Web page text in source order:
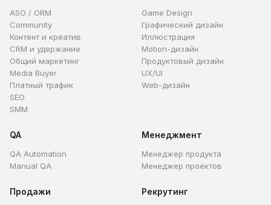
ASO / ORM
Community
Контент и креатив
CRM и удержание
Общий маркетинг
Media Buyer
Платный трафик
SEO
SMM
Game Design
Графический дизайн
Иллюстрация
Motion-дизайн
Продуктовый дизайн
UX/UI
Web-дизайн
QA
QA Automation
Manual QA
Менеджмент
Менеджер продукта
Менеджер проектов
Продажи Рекрутинг